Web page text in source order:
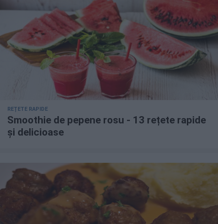
REȚETE RAPIDE
Smoothie de pepene rosu - 13 rețete rapide
și delicioase